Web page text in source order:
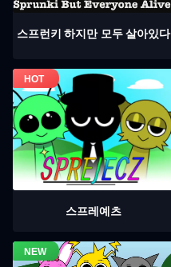
스프런키 하지만 모두 살아있다
스프레예츠